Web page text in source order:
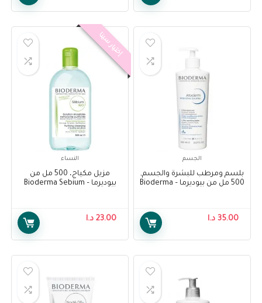
الجسم
بلسم ومرطب للبشرة والجسم,
500 مل من بيوديرما – Bioderma
35.00 د.ا
إختيار سينا
النساء
مزيل مكياج، 500 مل من
بيوديرما – Bioderma Sebium
23.00 د.ا